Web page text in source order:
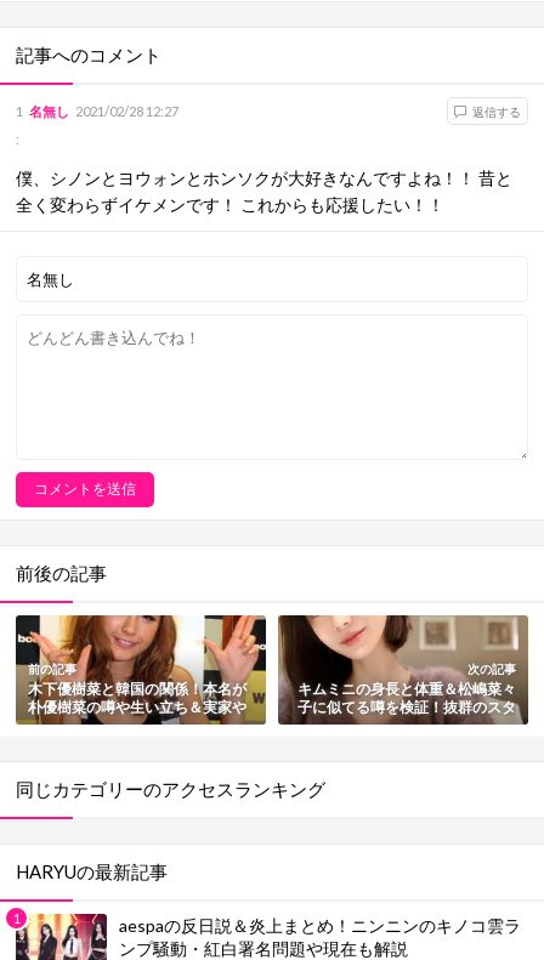
記事へのコメント
1
:
名無し 2021/02/28 12:27 返信する
僕、シノンとヨウォンとホンソクが大好きなんですよね！！ 昔と
全く変わらずイケメンです！ これからも応援したい！！
前後の記事
前の記事
木下優樹菜と韓国の関係！本名が
朴優樹菜の噂や生い立ち＆実家や
家族まとめ
次の記事
キムミニの身長と体重＆松嶋菜々
子に似てる噂を検証！抜群のスタ
イルも徹底紹介
同じカテゴリーのアクセスランキング
HARYUの最新記事
aespaの反日説＆炎上まとめ！ニンニンのキノコ雲ラ
ンプ騒動・紅白署名問題や現在も解説